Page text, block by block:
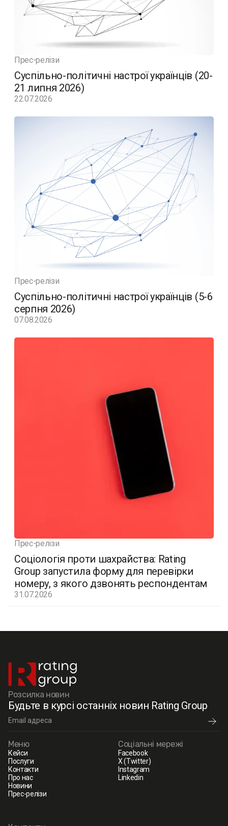
Прес-релізи
Суспільно-політичні настрої українців (20-
21 липня 2026)
22.07.2026
Прес-релізи
Суспільно-політичні настрої українців (5-6
серпня 2026)
07.08.2026
Прес-релізи
Соціологія проти шахрайства: Rating
Group запустила форму для перевірки
номеру, з якого дзвонять респондентам
31.07.2026
Розсилка новин
Будьте в курсі останніх новин Rating Group
Меню
Кейси
Послуги
Контакти
Про нас
Новини
Прес-релізи
Соціальні мережі
Facebook
X (Twitter)
Instagram
Linkedin